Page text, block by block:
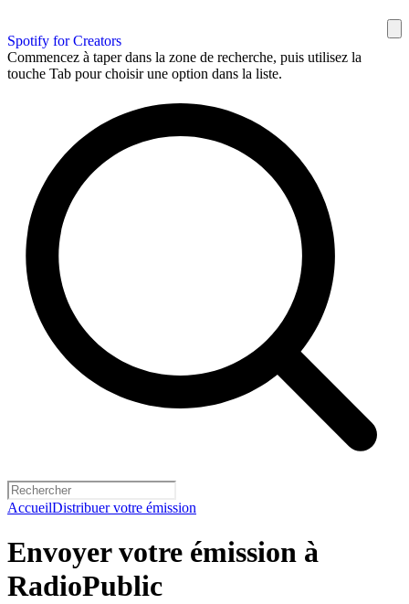
Spotify for Creators
Commencez à taper dans la zone de recherche, puis utilisez la
touche Tab pour choisir une option dans la liste.
AccueilDistribuer votre émission
Envoyer votre émission à
RadioPublic